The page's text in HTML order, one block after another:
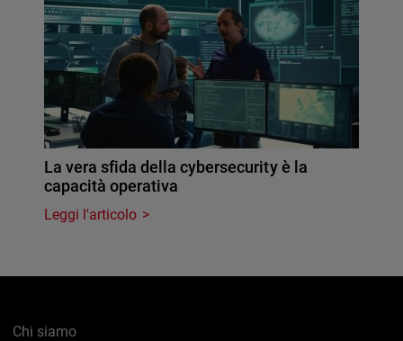
La vera sfida della cybersecurity è la
capacità operativa
Leggi l'articolo
Chi siamo